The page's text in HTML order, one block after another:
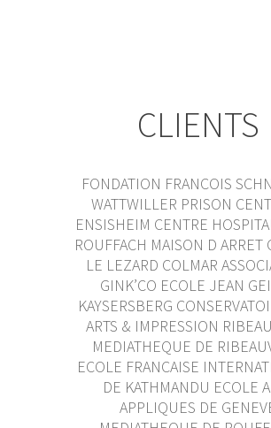
CLIENTS
FONDATION FRANCOIS
WATTWILLER PRISON
ENSISHEIM CENTRE
ROUFFACH MAISON D ARRET
LE LEZARD COLMAR
GINK’CO ECOLE JEAN
KAYSERSBERG
ARTS & IMPRESSION
MEDIATHEQUE DE
ECOLE FRANCAISE
DE KATHMANDU ECOLE
APPLIQUES DE